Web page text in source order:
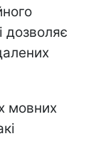
дозволяє
мовних